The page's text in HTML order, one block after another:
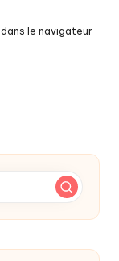
le navigateur